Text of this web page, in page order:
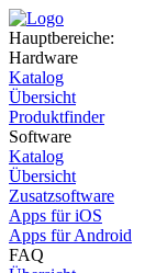
Hauptbereiche:
Hardware
Katalog
Übersicht
Produktfinder
Software
Katalog
Übersicht
Zusatzsoftware
Apps für iOS
Apps für Android
FAQ